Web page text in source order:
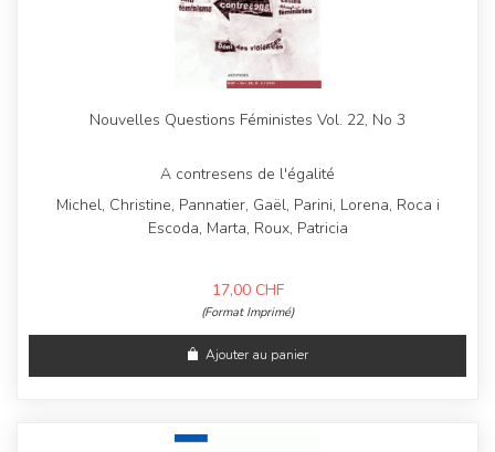
Nouvelles Questions Féministes Vol. 22, No 3
A contresens de l'égalité
Michel, Christine, Pannatier, Gaël, Parini, Lorena, Roca i
Escoda, Marta, Roux, Patricia
17,00 CHF
(Format Imprimé)
Ajouter au panier